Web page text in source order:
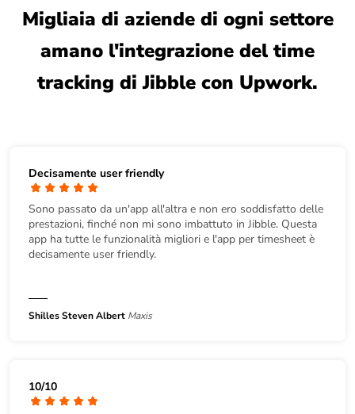
Migliaia di aziende di ogni settore
amano l'integrazione del time
tracking di Jibble con Upwork.
Decisamente user friendly
Sono passato da un'app all'altra e non ero soddisfatto delle
prestazioni, finché non mi sono imbattuto in Jibble. Questa
app ha tutte le funzionalità migliori e l'app per timesheet è
decisamente user friendly.
Shilles Steven Albert Maxis
10/10